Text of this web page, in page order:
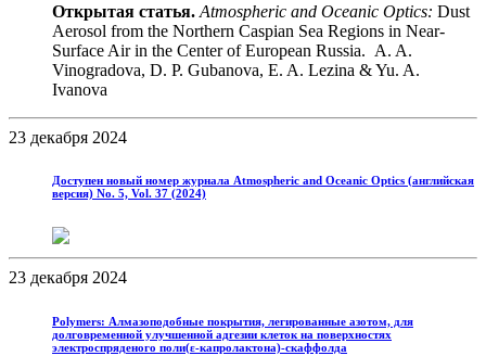
Открытая статья. Atmospheric and Oceanic Optics: Dust
Aerosol from the Northern Caspian Sea Regions in Near-
Surface Air in the Center of European Russia. A. A.
Vinogradova, D. P. Gubanova, E. A. Lezina & Yu. A.
Ivanova
23 декабря 2024
Доступен новый номер журнала Atmospheric and Oceanic Optics (английская
версия) No. 5, Vol. 37 (2024)
23 декабря 2024
Polymers: Алмазоподобные покрытия, легированные азотом, для
долговременной улучшенной адгезии клеток на поверхностях
электроcпряденого поли(ε-капролактона)-скаффолда